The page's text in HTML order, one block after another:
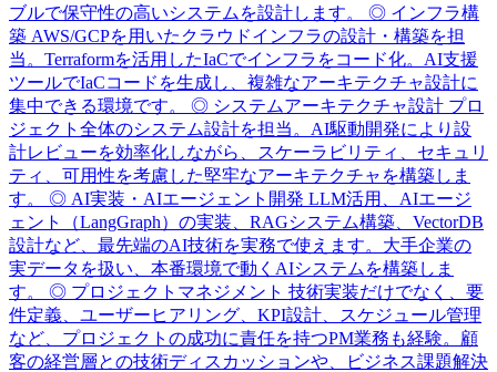
ブルで保守性の高いシステムを設計します。 ◎ インフラ構
築 AWS/GCPを用いたクラウドインフラの設計・構築を担
当。Terraformを活用したIaCでインフラをコード化。AI支援
ツールでIaCコードを生成し、複雑なアーキテクチャ設計に
集中できる環境です。 ◎ システムアーキテクチャ設計 プロ
ジェクト全体のシステム設計を担当。AI駆動開発により設
計レビューを効率化しながら、スケーラビリティ、セキュリ
ティ、可用性を考慮した堅牢なアーキテクチャを構築しま
す。 ◎ AI実装・AIエージェント開発 LLM活用、AIエージ
ェント（LangGraph）の実装、RAGシステム構築、VectorDB
設計など、最先端のAI技術を実務で使えます。大手企業の
実データを扱い、本番環境で動くAIシステムを構築しま
す。 ◎ プロジェクトマネジメント 技術実装だけでなく、要
件定義、ユーザーヒアリング、KPI設計、スケジュール管理
など、プロジェクトの成功に責任を持つPM業務も経験。顧
客の経営層との技術ディスカッションや、ビジネス課題解決